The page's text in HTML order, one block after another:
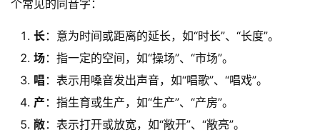
个常见的同音字：
长：意为时间或距离的延长，如“时长”、“长度”。
场：指一定的空间，如“操场”、“市场”。
唱 ：表示用嗓音发出声音，如“唱歌”、“唱戏”。
产 ：指生育或生产，如“生产”、“产房”。
敞：表示打开或放宽，如“敞开”、“敞亮”。